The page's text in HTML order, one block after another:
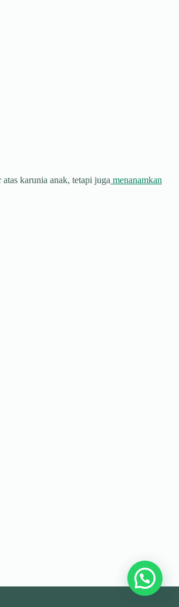
karunia anak, tetapi juga menanamkan